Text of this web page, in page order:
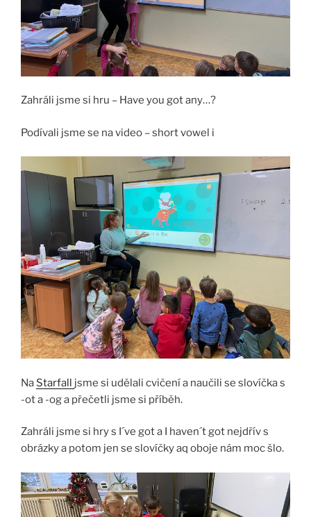
Zahráli jsme si hru – Have you got any…?
Podívali jsme se na video – short vowel i
Na Starfall jsme si udělali cvičení a naučili se slovíčka s
-ot a -og a přečetli jsme si příběh.
Zahráli jsme si hry s I´ve got a I haven´t got nejdřív s
obrázky a potom jen se slovíčky aq oboje nám moc šlo.